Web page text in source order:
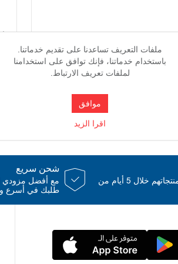
يمكن للعملاء إرجاع منتجاتهم خلال 5 أيام من
شحن سريع
مع أفضل
طلبك في أسرع
ملفات التعريف تساعدنا على تقديم خدماتنا.
باستخدام خدماتنا، فإنك توافق على استخدامنا
لملفات تعريف الارتباط.
موافق
اقرا الزيد